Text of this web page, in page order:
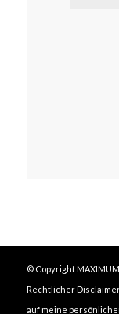
© Copyright
Rechtlicher
auf meine